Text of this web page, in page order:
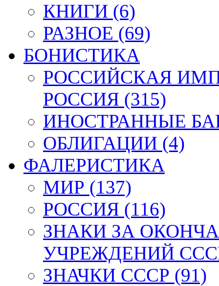
КНИГИ (6)
РАЗНОЕ (69)
БОНИСТИКА
РОССИЙСКАЯ
РОССИЯ (315)
ИНОСТРАННЫЕ
ОБЛИГАЦИИ (4)
ФАЛЕРИСТИКА
МИР (137)
РОССИЯ (116)
ЗНАКИ ЗА
УЧРЕЖДЕНИЙ
ЗНАЧКИ СССР (91)